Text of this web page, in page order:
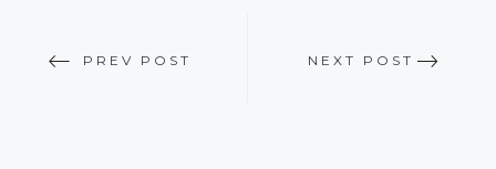
PREV POST NEXT POST